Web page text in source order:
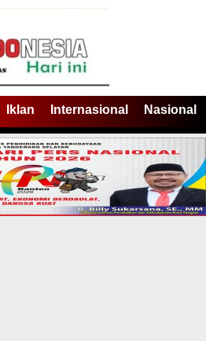
Iklan Internasional Nasional